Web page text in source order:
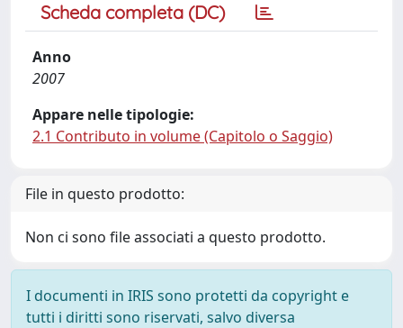
Scheda completa (DC)
Anno
2007
Appare nelle tipologie:
2.1 Contributo in volume (Capitolo o Saggio)
File in questo prodotto:
Non ci sono file associati a questo prodotto.
I documenti in IRIS sono protetti da copyright e
tutti i diritti sono riservati, salvo diversa